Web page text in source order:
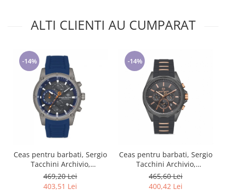
ALTI CLIENTI AU CUMPARAT
-14%
Ceas pentru barbati, Sergio
Tacchini Archivio,
ST.1.10186.4
469,20 Lei
403,51 Lei
-14%
Ceas pentru barbati, Sergio
Tacchini Archivio,
ST.1.10353.3
465,60 Lei
400,42 Lei